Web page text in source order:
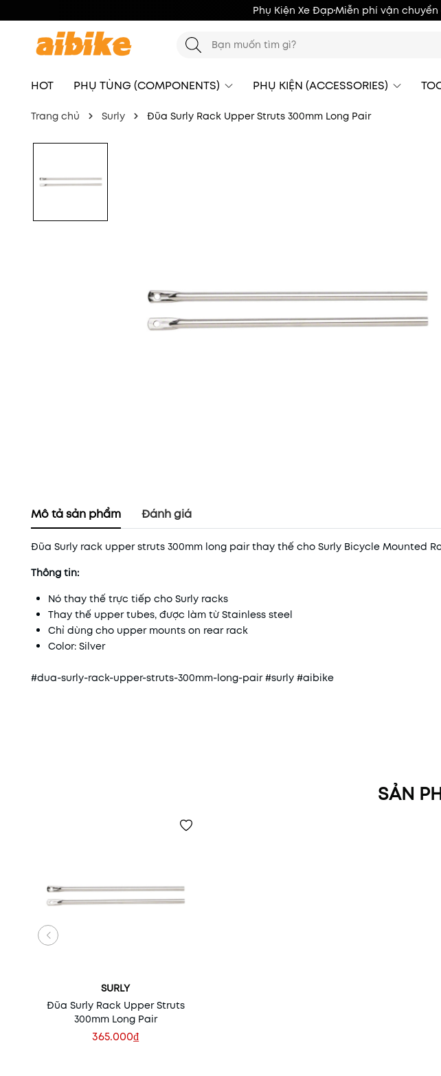
Phụ Kiện Xe ĐạpMiễn phí vận chuyển
HOT PHỤ TÙNG (COMPONENTS) PHỤ KIỆN (ACCESSORIES)
Trang chủ Surly Đũa Surly Rack Upper Struts 300mm Long Pair
Mô tả sản phẩm Đánh giá
Đũa Surly rack upper struts 300mm long pair thay thế cho Surly Bicycle Mounted
Thông tin:
Nó thay thế trực tiếp cho Surly racks
Thay thế upper tubes, được làm từ Stainless steel
Chỉ dùng cho upper mounts on rear rack
Color: Silver
#dua-surly-rack-upper-struts-300mm-long-pair #surly #aibike
SẢN
SURLY
Đũa Surly Rack Upper Struts
300mm Long Pair
365.000₫